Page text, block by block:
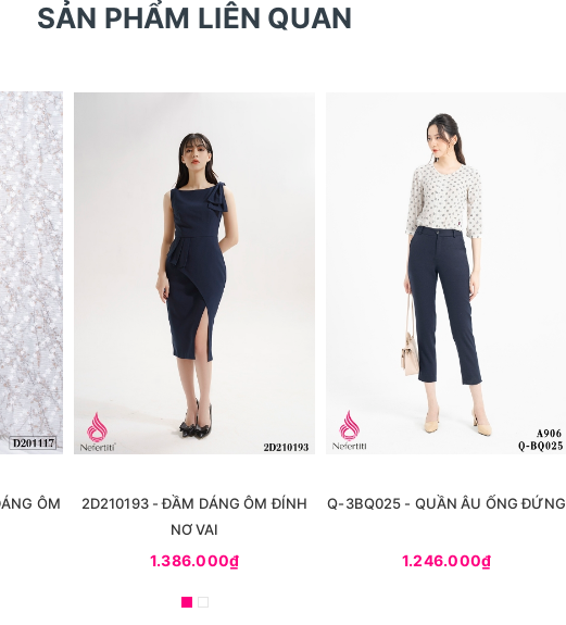
SẢN PHẨM LIÊN QUAN
ÔM
2D210193 - ĐẦM DÁNG ÔM ĐÍNH
NƠ VAI
1.386.000₫
Q-3BQ025 - QUẦN ÂU ỐNG ĐỨNG
1.246.000₫